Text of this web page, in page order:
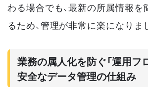
わる場合でも、最新の所属情報を
るため、管理が非常に楽になりま
業務の属人化を防ぐ「運用フ
安全なデータ管理の仕組み